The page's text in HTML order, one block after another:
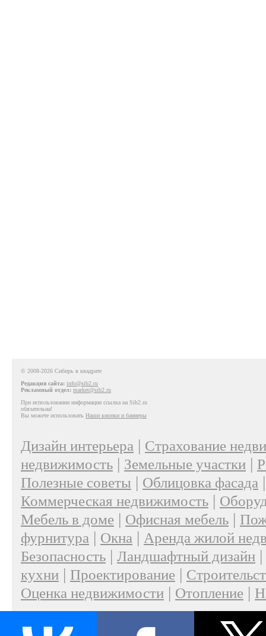
© 2008-2026 Сибирь в квадрате
Редакция сайта: info@sib2.ru
Рекламный отдел: market@sib2.ru
При использовании информации ссылка на Sib2.ru
обязательна!
Вы можете использовать Наши кнопки и баннеры
Дизайн интерьера | Страхование
недвижимость | Земельные участки |
Полезные советы | Облицовка фасада
Коммерческая недвижимость |
Мебель в доме | Офисная мебель |
фурнитура | Окна | Аренда жилой
Безопасность | Ландшафтный дизайн |
кухни | Проектирование |
Оценка недвижимости | Отопление |
О проекте|